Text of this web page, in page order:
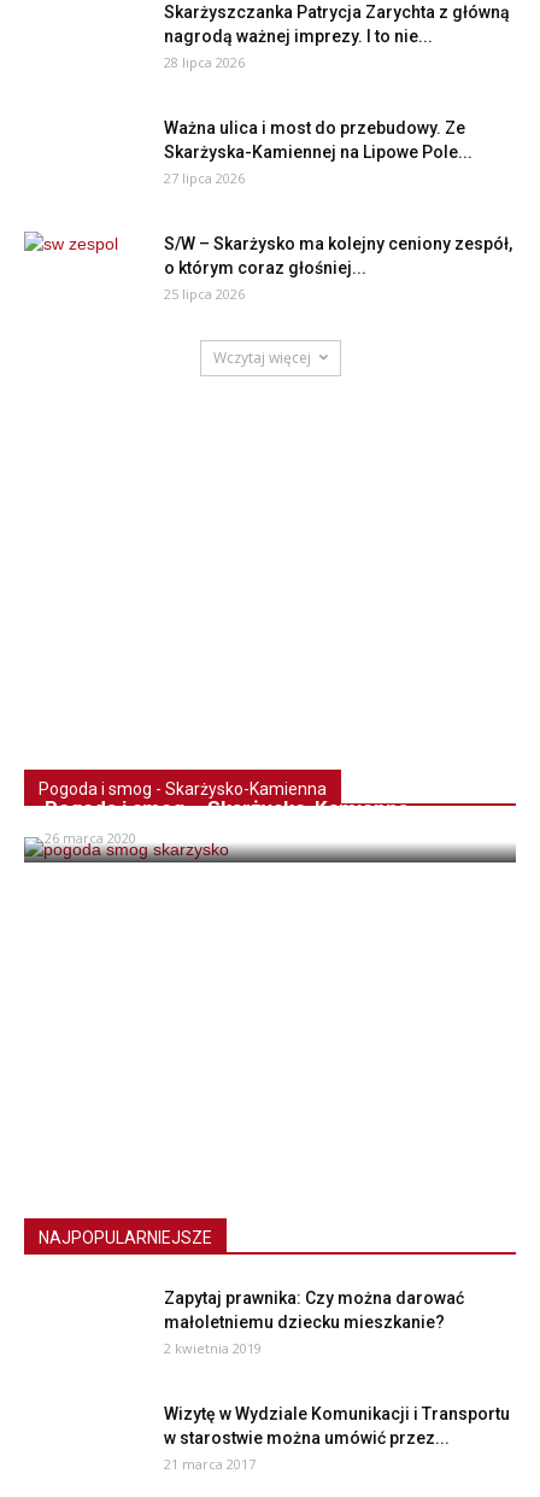
Skarżyszczanka Patrycja Zarychta z główną
nagrodą ważnej imprezy. I to nie...
28 lipca 2026
Ważna ulica i most do przebudowy. Ze
Skarżyska-Kamiennej na Lipowe Pole...
27 lipca 2026
S/W – Skarżysko ma kolejny ceniony zespół,
o którym coraz głośniej...
25 lipca 2026
Wczytaj więcej
Pogoda i smog - Skarżysko-Kamienna
Pogoda i smog – Skarżysko-Kamienna
26 marca 2020
NAJPOPULARNIEJSZE
Zapytaj prawnika: Czy można darować
małoletniemu dziecku mieszkanie?
2 kwietnia 2019
Wizytę w Wydziale Komunikacji i Transportu
w starostwie można umówić przez...
21 marca 2017